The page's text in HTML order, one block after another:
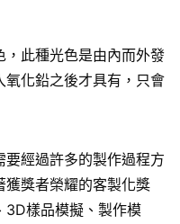
，此種光色是由內而外發
氧化鉛之後才具有，只會
經過許多的製作過程方
獲獎者榮耀的客製化獎
3D樣品模擬、製作模